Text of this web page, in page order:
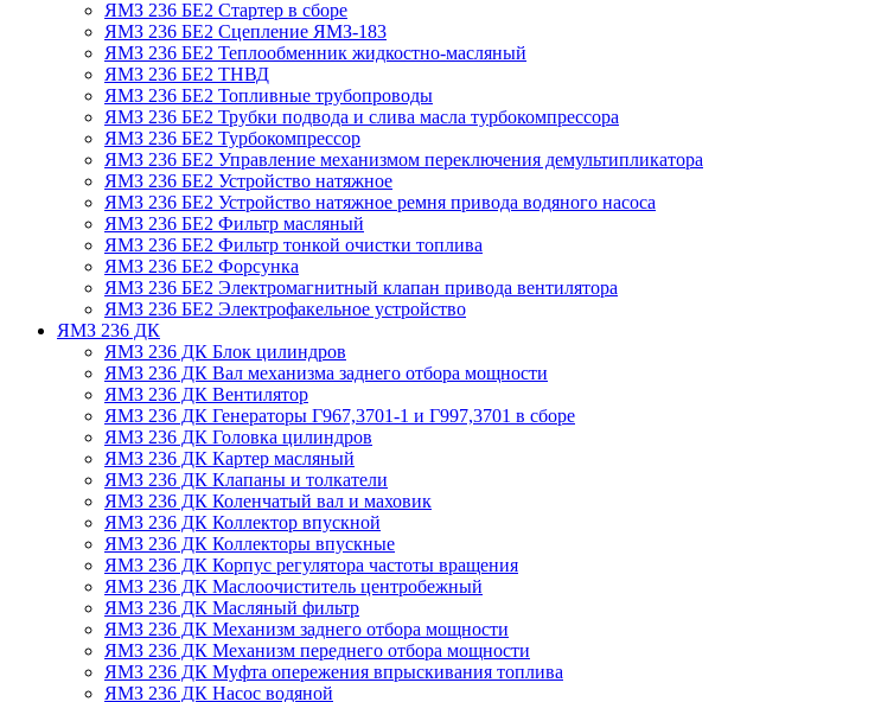
ЯМЗ 236 БЕ2 Стартер в сборе
ЯМЗ 236 БЕ2 Сцепление ЯМЗ-183
ЯМЗ 236 БЕ2 Теплообменник жидкостно-масляный
ЯМЗ 236 БЕ2 ТНВД
ЯМЗ 236 БЕ2 Топливные трубопроводы
ЯМЗ 236 БЕ2 Трубки подвода и слива масла турбокомпрессора
ЯМЗ 236 БЕ2 Турбокомпрессор
ЯМЗ 236 БЕ2 Управление механизмом переключения демультипликатора
ЯМЗ 236 БЕ2 Устройство натяжное
ЯМЗ 236 БЕ2 Устройство натяжное ремня привода водяного насоса
ЯМЗ 236 БЕ2 Фильтр масляный
ЯМЗ 236 БЕ2 Фильтр тонкой очистки топлива
ЯМЗ 236 БЕ2 Форсунка
ЯМЗ 236 БЕ2 Электромагнитный клапан привода вентилятора
ЯМЗ 236 БЕ2 Электрофакельное устройство
ЯМЗ 236 ДК
ЯМЗ 236 ДК Блок цилиндров
ЯМЗ 236 ДК Вал механизма заднего отбора мощности
ЯМЗ 236 ДК Вентилятор
ЯМЗ 236 ДК Генераторы Г967,3701-1 и Г997,3701 в сборе
ЯМЗ 236 ДК Головка цилиндров
ЯМЗ 236 ДК Картер масляный
ЯМЗ 236 ДК Клапаны и толкатели
ЯМЗ 236 ДК Коленчатый вал и маховик
ЯМЗ 236 ДК Коллектор впускной
ЯМЗ 236 ДК Коллекторы впускные
ЯМЗ 236 ДК Корпус регулятора частоты вращения
ЯМЗ 236 ДК Маслоочиститель центробежный
ЯМЗ 236 ДК Масляный фильтр
ЯМЗ 236 ДК Механизм заднего отбора мощности
ЯМЗ 236 ДК Механизм переднего отбора мощности
ЯМЗ 236 ДК Муфта опережения впрыскивания топлива
ЯМЗ 236 ДК Насос водяной